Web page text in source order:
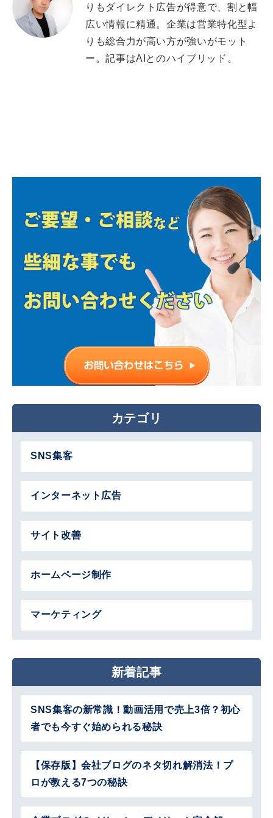
りもダイレクト広告が得意で、割と幅
広い情報に精通。企業は営業特化型よ
りも総合力が高い方が強いがモット
ー。記事はAIとのハイブリッド。
カテゴリ
SNS集客
インターネット広告
サイト改善
ホームページ制作
マーケティング
新着記事
SNS集客の新常識！動画活用で売上3倍？初心
者でも今すぐ始められる秘訣
【保存版】会社ブログのネタ切れ解消法！プ
ロが教える7つの秘訣